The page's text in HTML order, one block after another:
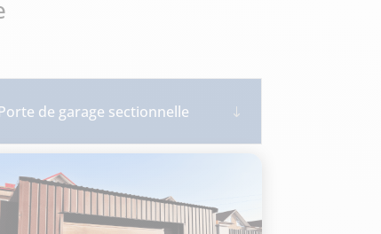
de garage sectionnelle